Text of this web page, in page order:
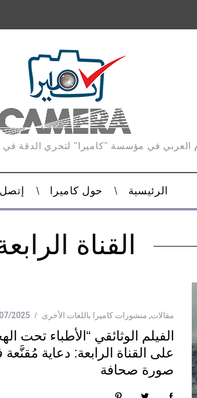
العربي في مؤسسة "كاميرا" لتحري الدقة في
الرئيسية حول كاميرا إتصل
القناة
مقالات, منشورات كاميرا باللغات الأخرى 2025
الفيلم الوثائقي “الأطباء تحت
على القناة الرابعة: دعاية
صورة صحافة